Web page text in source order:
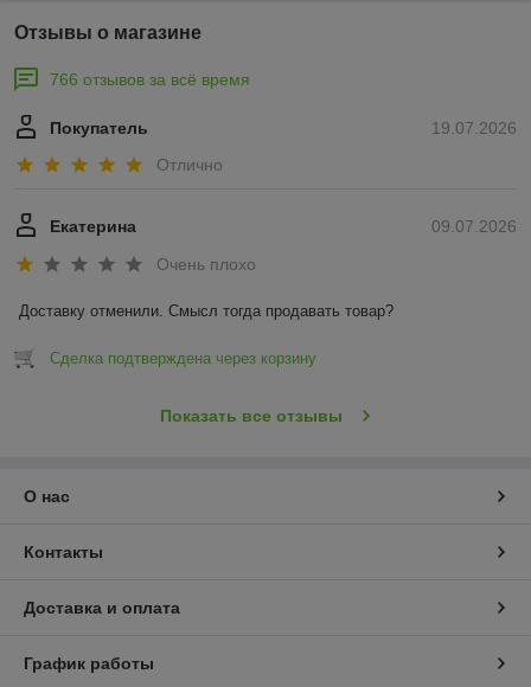
Отзывы о магазине
766 отзывов за всё время
19.07.2026
Покупатель
Отлично
09.07.2026
Екатерина
Очень плохо
Доставку отменили. Смысл тогда продавать товар?
Сделка подтверждена через корзину
Показать все отзывы
О нас
Контакты
Доставка и оплата
График работы